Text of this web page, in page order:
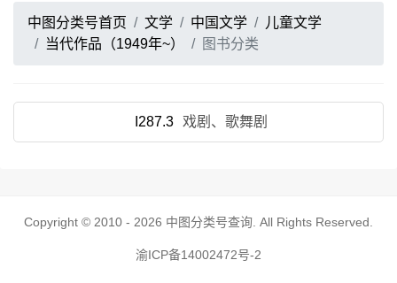
中图分类号首页 文学 中国文学
儿童文学
当代作品（1949年~）
图书分类
I287.3 戏剧、歌舞剧
Copyright © 2010 - 2026 中图分类号查询 . All Rights Reserved.
渝ICP备14002472号-2